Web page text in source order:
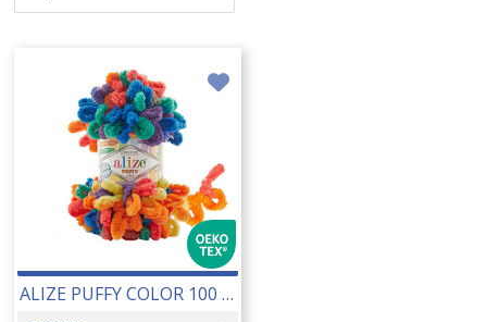
ALIZE PUFFY COLOR 100 GR 18133